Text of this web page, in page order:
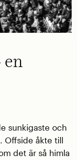
en
sunkigaste och
Offside åkte till
det är så himla